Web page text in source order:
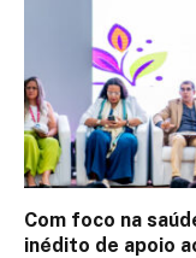
Com foco na
inédito de apoio